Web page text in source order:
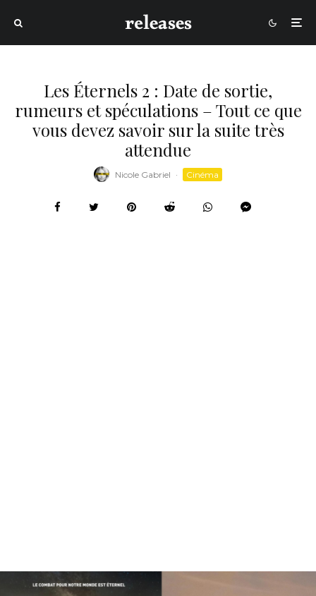
Les Éternels 2 : Date de sortie,
rumeurs et spéculations – Tout ce que
vous devez savoir sur la suite très
attendue
Nicole Gabriel · Cinéma